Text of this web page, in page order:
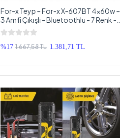
For-x Teyp – For-x X-607BT 4x60w –
3 Amfi Çıkışlı - Bluetoothlu - 7 Renk -
Geniş Soğutuculu Tesisat Teybi
%17 1.667,58 TL 1.381,71 TL